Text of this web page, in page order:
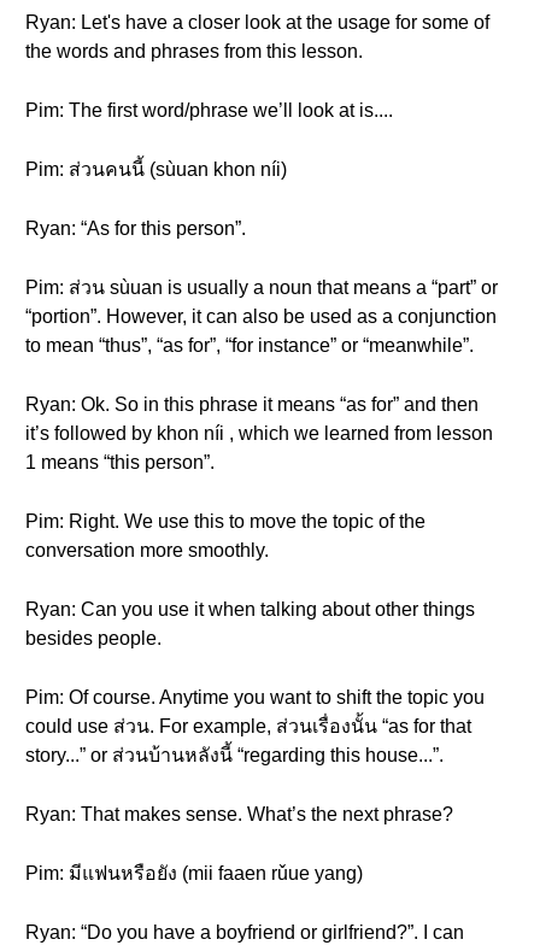
Ryan: Let's have a closer look at the usage for some of
the words and phrases from this lesson.
Pim: The first word/phrase we’ll look at is....
Pim: ส่วนคนนี้ (sùuan khon níi)
Ryan: “As for this person”.
Pim: ส่วน sùuan is usually a noun that means a “part” or
“portion”. However, it can also be used as a conjunction
to mean “thus”, “as for”, “for instance” or “meanwhile”.
Ryan: Ok. So in this phrase it means “as for” and then
it’s followed by khon níi , which we learned from lesson
1 means “this person”.
Pim: Right. We use this to move the topic of the
conversation more smoothly.
Ryan: Can you use it when talking about other things
besides people.
Pim: Of course. Anytime you want to shift the topic you
could use ส่วน. For example, ส่วนเรื่องนั้น “as for that
story...” or ส่วนบ้านหลังนี้ “regarding this house...”.
Ryan: That makes sense. What’s the next phrase?
Pim: มีแฟนหรือยัง (mii faaen rǔue yang)
Ryan: “Do you have a boyfriend or girlfriend?”. I can